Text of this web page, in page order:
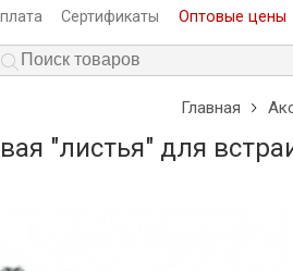
Сертификаты Оптовые цены
Главная
"листья" для